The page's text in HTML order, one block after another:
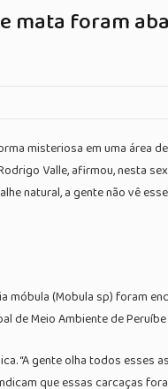
mata foram
misteriosa em uma área
Valle, afirmou, nesta
natural, a gente não vê
móbula (Mobula sp) foram
de Meio Ambiente de
“A gente olha todos esses
que essas carcaças